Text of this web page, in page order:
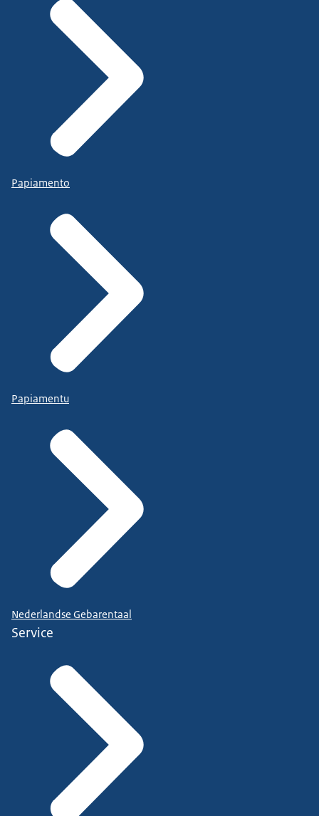
Papiamento
Papiamentu
Nederlandse Gebarentaal
Service